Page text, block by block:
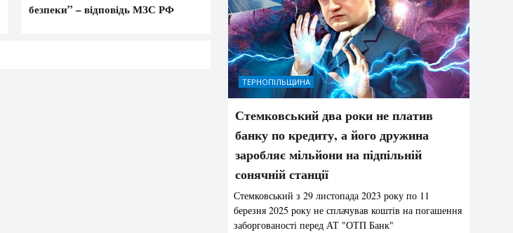
безпеки” – відповідь МЗС РФ
ТЕРНОПІЛЬЩИНА
Стемковський два роки не платив
банку по кредиту, а його дружина
заробляє мільйони на підпільній
сонячній станції
Стемковський з 29 листопада 2023 року по 11
березня 2025 року не сплачував коштів на погашення
заборгованості перед АТ "ОТП Банк"